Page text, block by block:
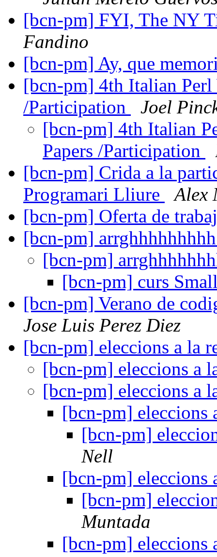
[bcn-pm] FYI, The NY
Fandino
[bcn-pm] Ay, que
[bcn-pm] 4th Italian
/Participation
Joel
[bcn-pm] 4th Italian
Papers /Participation
[bcn-pm] Crida a la
Programari Lliure
Alex
[bcn-pm] Oferta de
[bcn-pm]
[bcn-pm]
[bcn-pm] curs
[bcn-pm] Verano de
Jose Luis Perez Diez
[bcn-pm] eleccions a la
[bcn-pm] eleccions a
[bcn-pm] eleccions a
[bcn-pm]
[bcn-pm]
Nell
[bcn-pm]
[bcn-pm]
Muntada
[bcn-pm]